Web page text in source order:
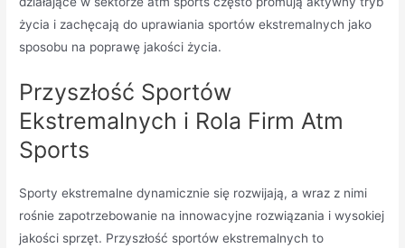
życia i zachęcają do uprawiania sportów ekstremalnych jako
sposobu na poprawę jakości życia.
Przyszłość Sportów
Ekstremalnych i Rola Firm Atm
Sports
Sporty ekstremalne dynamicznie się rozwijają, a wraz z nimi
rośnie zapotrzebowanie na innowacyjne rozwiązania i wysokiej
jakości sprzęt. Przyszłość sportów ekstremalnych to